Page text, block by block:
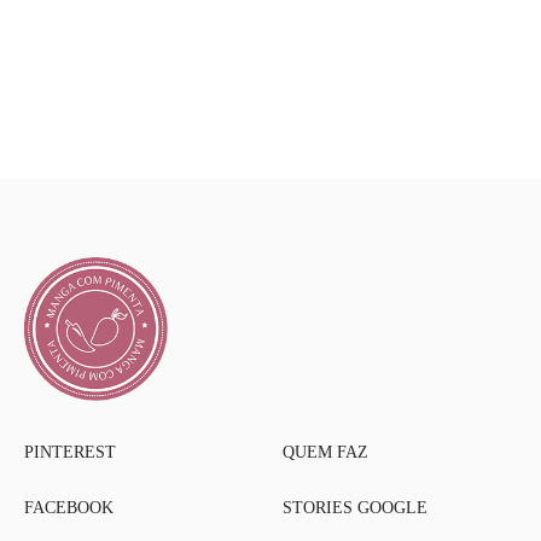
PINTEREST
FACEBOOK
QUEM FAZ
STORIES GOOGLE